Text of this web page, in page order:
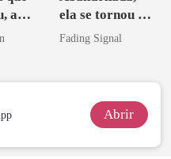
a
me
ela se tornou a
noiva do arqui-
Fading Signal
Abrir